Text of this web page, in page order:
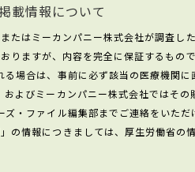
載情報について
たはミーカンパニー株式会社が調査し
りますが、内容を完全に保証するもので
場合は、事前に必ず該当の医療機関に
よびミーカンパニー株式会社ではその
・ファイル編集部までご連絡をいただ
情報につきましては、厚生労働省の